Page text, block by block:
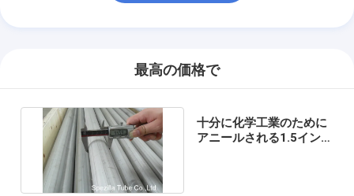
最高の価格で
十分に化学工業のために
アニールされる1.5インチ